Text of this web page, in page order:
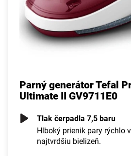
Parný generátor Tefal
Ultimate II GV9711E0
Tlak čerpadla 7,5 baru
Hlboký prienik pary rýchlo
najtvrdšiu bielizeň.